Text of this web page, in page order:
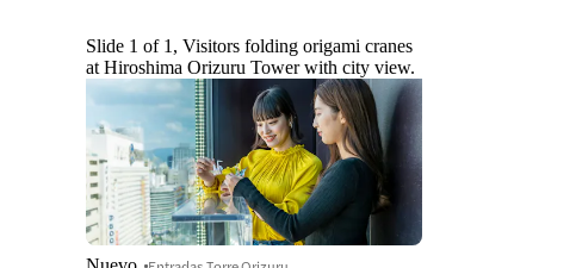
Slide 1 of 1, Visitors folding origami cranes
at Hiroshima Orizuru Tower with city view.